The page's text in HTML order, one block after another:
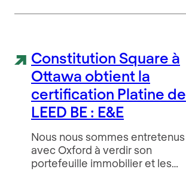
Constitution Square à
Ottawa obtient la
certification Platine de
LEED BE : E&E
Nous nous sommes entretenus
avec Oxford à verdir son
portefeuille immobilier et les…